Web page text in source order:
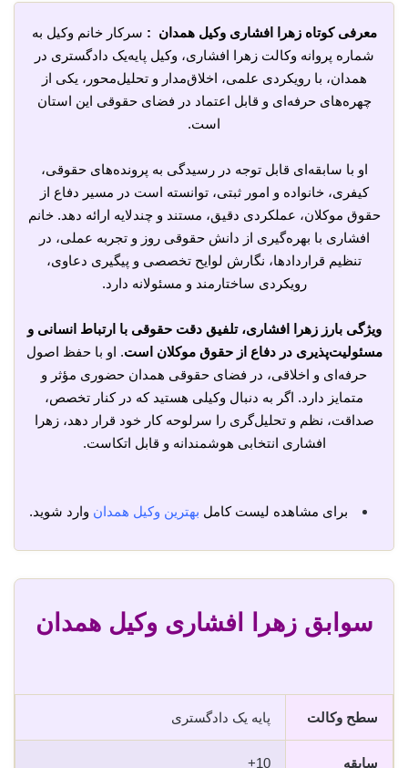
معرفی کوتاه زهرا افشاری وکیل همدان : سرکار خانم وکیل به
شماره پروانه وکالت زهرا افشاری، وکیل پایه‌یک دادگستری در
همدان، با رویکردی علمی، اخلاق‌مدار و تحلیل‌محور، یکی از
چهره‌های حرفه‌ای و قابل اعتماد در فضای حقوقی این استان
است.
او با سابقه‌ای قابل توجه در رسیدگی به پرونده‌های حقوقی،
کیفری، خانواده و امور ثبتی، توانسته است در مسیر دفاع از
حقوق موکلان، عملکردی دقیق، مستند و چندلایه ارائه دهد. خانم
افشاری با بهره‌گیری از دانش حقوقی روز و تجربه عملی، در
تنظیم قراردادها، نگارش لوایح تخصصی و پیگیری دعاوی،
رویکردی ساختارمند و مسئولانه دارد.
ویژگی بارز زهرا افشاری، تلفیق دقت حقوقی با ارتباط انسانی و
مسئولیت‌پذیری در دفاع از حقوق موکلان است. او با حفظ اصول
حرفه‌ای و اخلاقی، در فضای حقوقی همدان حضوری مؤثر و
متمایز دارد. اگر به دنبال وکیلی هستید که در کنار تخصص،
صداقت، نظم و تحلیل‌گری را سرلوحه کار خود قرار دهد، زهرا
افشاری انتخابی هوشمندانه و قابل اتکاست.
برای مشاهده لیست کامل بهترین وکیل همدان وارد شوید.
سوابق زهرا افشاری وکیل همدان
سطح وکالت پایه یک دادگستری
سابقه 10+